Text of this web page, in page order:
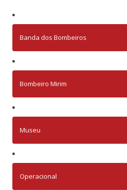
Banda dos Bombeiros
Bombeiro Mirim
Museu
Operacional